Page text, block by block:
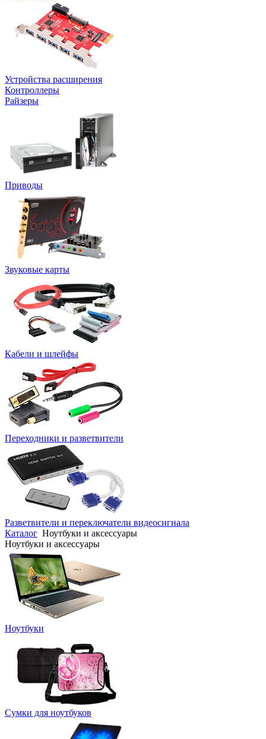
Устройства расширения
Контроллеры
Райзеры
Приводы
Звуковые карты
Кабели и шлейфы
Переходники и разветвители
Разветвители и переключатели видеосигнала
Каталог Ноутбуки и аксессуары
Ноутбуки и аксессуары
Ноутбуки
Сумки для ноутбуков